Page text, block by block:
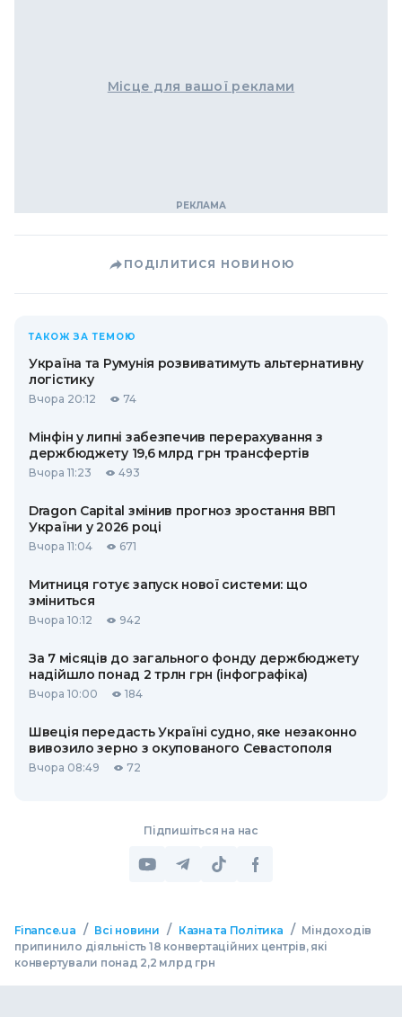
Місце для вашої реклами
ПОДІЛИТИСЯ НОВИНОЮ
ТАКОЖ ЗА ТЕМОЮ
Україна та Румунія розвиватимуть альтернативну
логістику
Вчора 20:12 74
Мінфін у липні забезпечив перерахування з
держбюджету 19,6 млрд грн трансфертів
Вчора 11:23 493
Dragon Capital змінив прогноз зростання ВВП
України у 2026 році
Вчора 11:04 671
Митниця готує запуск нової системи: що
зміниться
Вчора 10:12 942
За 7 місяців до загального фонду держбюджету
надійшло понад 2 трлн грн (інфографіка)
Вчора 10:00 184
Швеція передасть Україні судно, яке незаконно
вивозило зерно з окупованого Севастополя
Вчора 08:49 72
Підпишіться на нас
Finance.ua / Всі новини / Казна та Політика / Міндоходів
припинило діяльність 18 конвертаційних центрів, які
конвертували понад 2,2 млрд грн